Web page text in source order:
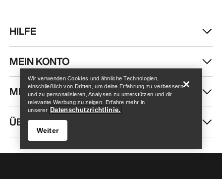
Store finden Help
HILFE
MEIN KONTO
MEHR SHOPPEN
ÜBER UNS
Wir verwenden Cookies und ähnliche Technologien,
einschließlich von Dritten, um deine Erfahrung zu verbessern
und zu personalisieren, Analysen zu unterstützen und dir
relevante Werbung zu zeigen. Erfahre mehr in
unserer Datenschutzrichtlinie.
Weiter